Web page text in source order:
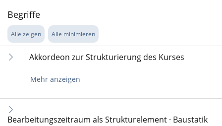
Begriffe
Alle zeigen Alle minimieren
Akkordeon zur Strukturierung des Kurses
Mehr anzeigen
Bearbeitungszeitraum als Strukturelement · Baustatik